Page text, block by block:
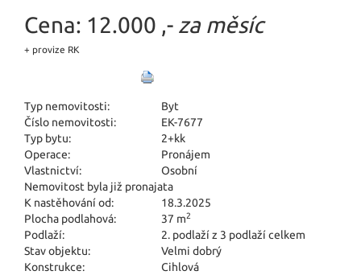
Cena: 12.000 ,- za měsíc
+ provize RK
Typ nemovitosti:
Byt
Číslo nemovitosti:
EK-7677
Typ bytu:
2+kk
Operace:
Pronájem
Vlastnictví:
Osobní
Nemovitost byla již pronajata
K nastěhování od:
18.3.2025
Plocha podlahová:
37 m2
Podlaží:
2. podlaží z 3 podlaží celkem
Stav objektu:
Velmi dobrý
Konstrukce:
Cihlová